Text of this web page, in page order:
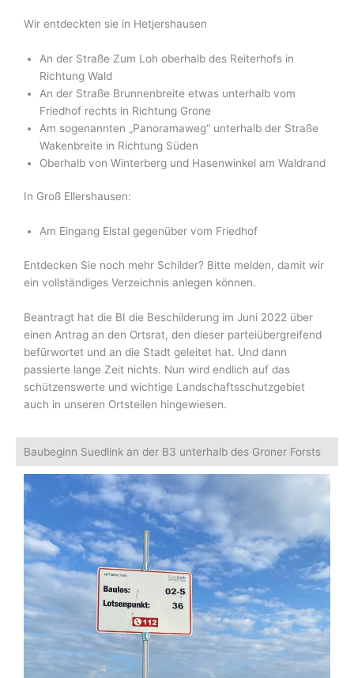
Wir entdeckten sie in Hetjershausen
An der Straße Zum Loh oberhalb des Reiterhofs in
Richtung Wald
An der Straße Brunnenbreite etwas unterhalb vom
Friedhof rechts in Richtung Grone
Am sogenannten „Panoramaweg“ unterhalb der Straße
Wakenbreite in Richtung Süden
Oberhalb von Winterberg und Hasenwinkel am Waldrand
In Groß Ellershausen:
Am Eingang Elstal gegenüber vom Friedhof
Entdecken Sie noch mehr Schilder? Bitte melden, damit wir
ein vollständiges Verzeichnis anlegen können.
Beantragt hat die BI die Beschilderung im Juni 2022 über
einen Antrag an den Ortsrat, den dieser parteiübergreifend
befürwortet und an die Stadt geleitet hat. Und dann
passierte lange Zeit nichts. Nun wird endlich auf das
schützenswerte und wichtige Landschaftsschutzgebiet
auch in unseren Ortsteilen hingewiesen.
Baubeginn Suedlink an der B3 unterhalb des Groner Forsts